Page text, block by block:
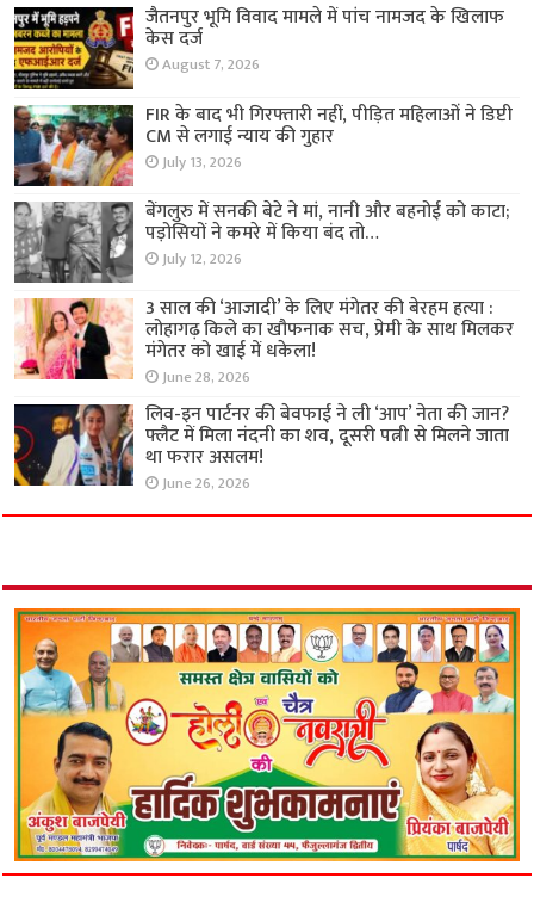
जैतनपुर भूमि विवाद मामले में पांच नामजद के खिलाफ
केस दर्ज
August 7, 2026
FIR के बाद भी गिरफ्तारी नहीं, पीड़ित महिलाओं ने डिप्टी
CM से लगाई न्याय की गुहार
July 13, 2026
बेंगलुरु में सनकी बेटे ने मां, नानी और बहनोई को काटा;
पड़ोसियों ने कमरे में किया बंद तो…
July 12, 2026
3 साल की ‘आजादी’ के लिए मंगेतर की बेरहम हत्या :
लोहागढ़ किले का खौफनाक सच, प्रेमी के साथ मिलकर
मंगेतर को खाई में धकेला!
June 28, 2026
लिव-इन पार्टनर की बेवफाई ने ली ‘आप’ नेता की जान?
फ्लैट में मिला नंदनी का शव, दूसरी पत्नी से मिलने जाता
था फरार असलम!
June 26, 2026